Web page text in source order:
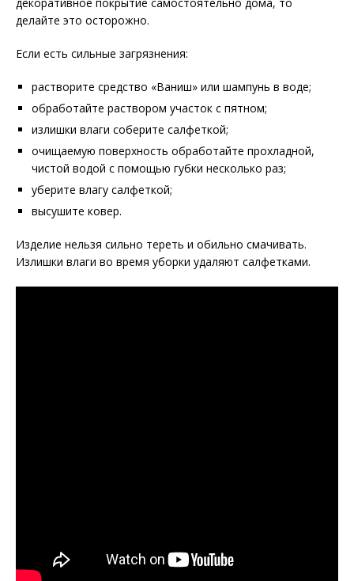
делайте это осторожно.
Если есть сильные загрязнения:
растворите средство «Ваниш» или шампунь в воде;
обработайте раствором участок с пятном;
излишки влаги соберите салфеткой;
очищаемую поверхность обработайте прохладной,
чистой водой с помощью губки несколько раз;
уберите влагу салфеткой;
высушите ковер.
Изделие нельзя сильно тереть и обильно смачивать.
Излишки влаги во время уборки удаляют салфетками.